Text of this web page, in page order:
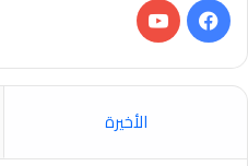
فيسبوك‫YouTube
الأخيرة